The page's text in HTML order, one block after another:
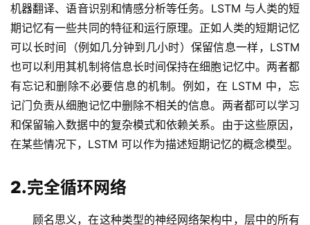
机器翻译、语音识别和情感分析等任务。LSTM 与人类的短
期记忆有一些共同的特征和运行原理。正如人类的短期记忆
可以长时间（例如几分钟到几小时）保留信息一样，LSTM
也可以利用其机制将信息长时间保持在细胞记忆中。两者都
有忘记和删除不必要信​​息的机制。例如，在 LSTM 中，忘
记门负责从细胞记忆中删除不相关的信息。两者都可以学习
和保留输入数据中的复杂模式和依赖关系。由于这些原因，
在某些情况下，LSTM 可以作为描述短期记忆的概念模型。
2.完全循环网络
顾名思义，在这种类型的神经网络架构中，层中的所有